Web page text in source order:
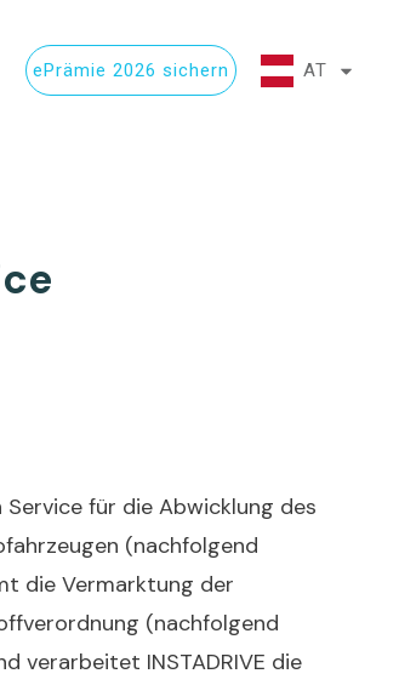
ePrämie 2026 sichern AT
Service für die Abwicklung des
(nachfolgend
die Vermarktung der
(nachfolgend
verarbeitet INSTADRIVE die